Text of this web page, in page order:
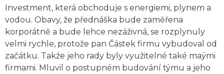
Investment, která obchoduje s energiemi, plynem a
vodou. Obavy, že přednáška bude zaměřena
korporátně a bude lehce nezáživná, se rozplynuly
velmi rychle, protože pan Částek firmu vybudoval od
začátku. Takže jeho rady byly využitelné také maými
firmami. Mluvil o postupném budování týmu a jeho